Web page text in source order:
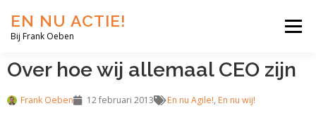
EN NU ACTIE!
Bij Frank Oeben
Menu
EN NU JIJ! EN NU WIJ! EN NU EERLIJK!
Over hoe wij allemaal CEO zijn
Frank Oeben 12 februari 2013 En nu Agile!, En nu wij!